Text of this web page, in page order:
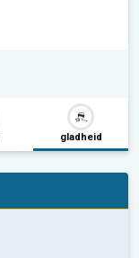
gladheid